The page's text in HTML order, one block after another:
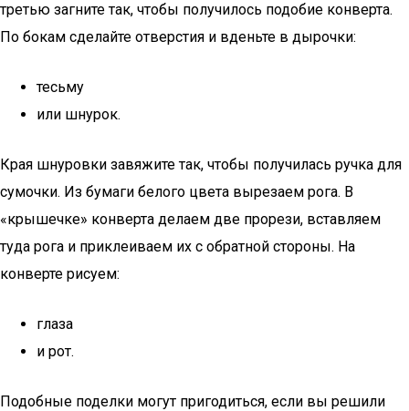
третью загните так, чтобы получилось подобие конверта.
По бокам сделайте отверстия и вденьте в дырочки:
тесьму
или шнурок.
Края шнуровки завяжите так, чтобы получилась ручка для
сумочки. Из бумаги белого цвета вырезаем рога. В
«крышечке» конверта делаем две прорези, вставляем
туда рога и приклеиваем их с обратной стороны. На
конверте рисуем:
глаза
и рот.
Подобные поделки могут пригодиться, если вы решили